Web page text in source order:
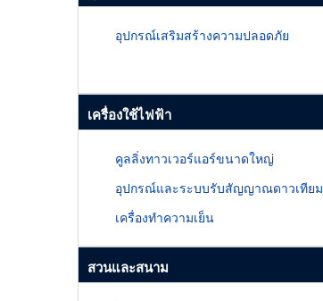
อุปกรณ์เสริมสร้างความปลอดภัย
เครื่องใช้ไฟฟ้า
คูลลิ่งทาวเวอร์แอร์ขนาดใหญ่
อุปกรณ์และระบบรับสัญญาณดาวเทียม
เครื่องทำความเย็น
สวนและสนาม